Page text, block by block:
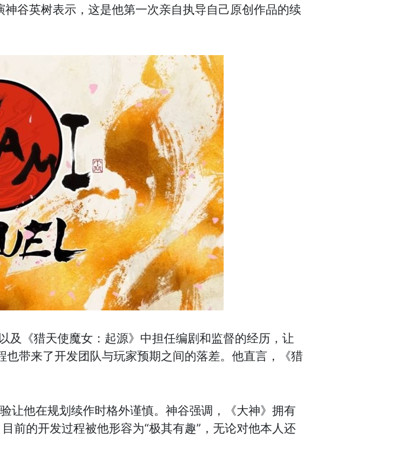
谷英树表示，这是他第一次亲自执导自己原创作品的续
《猎天使魔女：起源》中担任编剧和监督的经历，让
带来了开发团队与玩家预期之间的落差。他直言，《猎
让他在规划续作时格外谨慎。神谷强调，《大神》拥有
前的开发过程被他形容为“极其有趣”，无论对他本人还